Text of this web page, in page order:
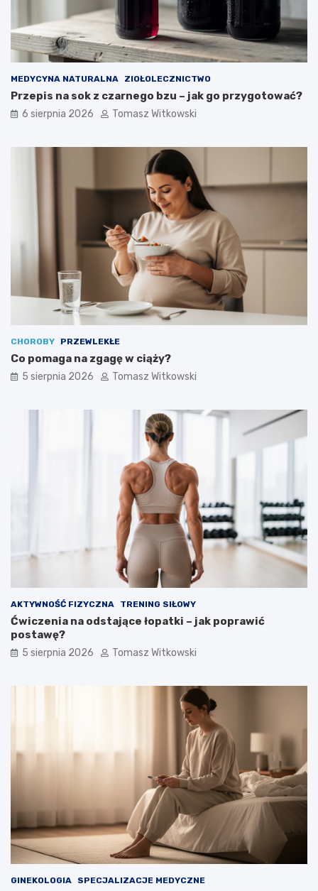
MEDYCYNA NATURALNA ZIOŁOLECZNICTWO
Przepis na sok z czarnego bzu – jak go przygotować?
6 sierpnia 2026 Tomasz Witkowski
CHOROBY PRZEWLEKŁE
Co pomaga na zgagę w ciąży?
5 sierpnia 2026 Tomasz Witkowski
AKTYWNOŚĆ FIZYCZNA TRENING SIŁOWY
Ćwiczenia na odstające łopatki – jak poprawić
postawę?
5 sierpnia 2026 Tomasz Witkowski
GINEKOLOGIA SPECJALIZACJE MEDYCZNE